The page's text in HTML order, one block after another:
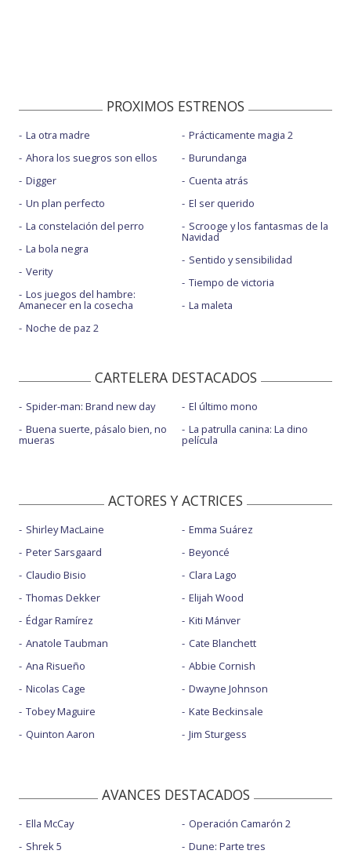
PROXIMOS ESTRENOS
La otra madre
Ahora los suegros son ellos
Digger
Un plan perfecto
La constelación del perro
La bola negra
Verity
Los juegos del hambre:
Amanecer en la cosecha
Noche de paz 2
Prácticamente magia 2
Burundanga
Cuenta atrás
El ser querido
Scrooge y los fantasmas de la
Navidad
Sentido y sensibilidad
Tiempo de victoria
La maleta
CARTELERA DESTACADOS
Spider-man: Brand new day
Buena suerte, pásalo bien, no
mueras
El último mono
La patrulla canina: La dino
película
ACTORES Y ACTRICES
Shirley MacLaine
Peter Sarsgaard
Claudio Bisio
Thomas Dekker
Édgar Ramírez
Anatole Taubman
Ana Risueño
Nicolas Cage
Tobey Maguire
Quinton Aaron
Emma Suárez
Beyoncé
Clara Lago
Elijah Wood
Kiti Mánver
Cate Blanchett
Abbie Cornish
Dwayne Johnson
Kate Beckinsale
Jim Sturgess
AVANCES DESTACADOS
Ella McCay
Shrek 5
Operación Camarón 2
Dune: Parte tres